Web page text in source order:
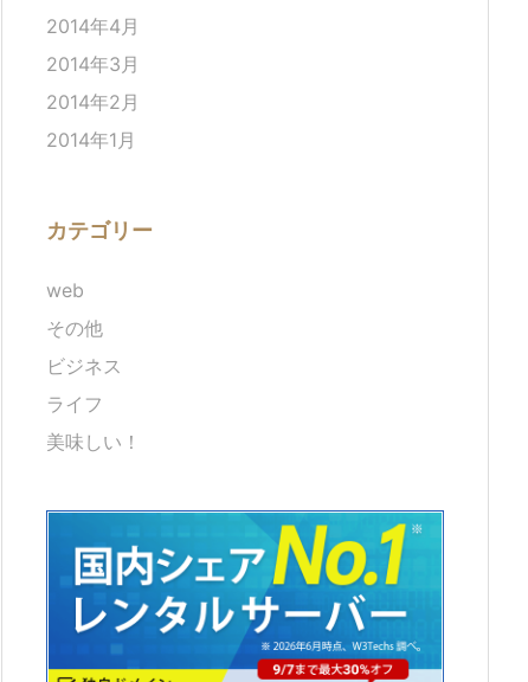
2014年4月
2014年3月
2014年2月
2014年1月
カテゴリー
web
その他
ビジネス
ライフ
美味しい！